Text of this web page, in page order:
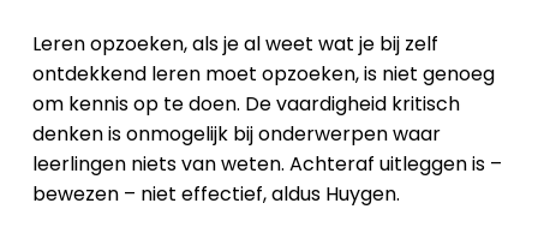
Leren opzoeken, als je al weet wat je bij zelf
ontdekkend leren moet opzoeken, is niet genoeg
om kennis op te doen. De vaardigheid kritisch
denken is onmogelijk bij onderwerpen waar
leerlingen niets van weten. Achteraf uitleggen is –
bewezen – niet effectief, aldus Huygen.